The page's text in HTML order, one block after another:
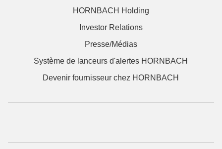
HORNBACH Holding
Investor Relations
Presse/Médias
Système de lanceurs d'alertes HORNBACH
Devenir fournisseur chez HORNBACH